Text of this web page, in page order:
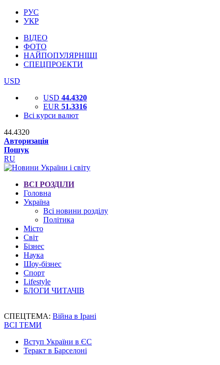
РУС
УКР
ВІДЕО
ФОТО
НАЙПОПУЛЯРНІШІ
СПЕЦПРОЕКТИ
USD
USD 44.4320
EUR 51.3316
Всі курси валют
44.4320
Авторизація
Пошук
RU
ВСІ РОЗДІЛИ
Головна
Україна
Всі новини розділу
Політика
Місто
Світ
Бізнес
Наука
Шоу-бізнес
Спорт
Lifestyle
БЛОГИ ЧИТАЧІВ
СПЕЦТЕМА: Війна в Ірані
ВСІ ТЕМИ
Вступ України в ЄС
Теракт в Барселоні